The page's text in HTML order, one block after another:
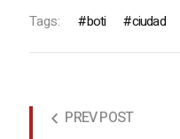
Tags: boti ciudad
PREV POST